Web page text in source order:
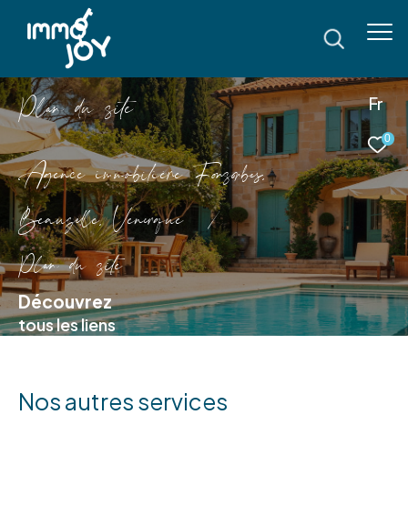
Fr
0
Pla du sie
Agence immobilière Fonsorbes,
Beauzelle, Venerque
Plan du site
Découvrez
tous les liens
Nos autres services